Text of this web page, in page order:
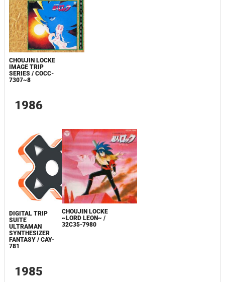
CHOUJIN LOCKE
IMAGE TRIP
SERIES / COCC-
7307~8
1986
DIGITAL TRIP
SUITE
ULTRAMAN
SYNTHESIZER
FANTASY / CAY-
781
CHOUJIN LOCKE
~LORD LEON~ /
32C35-7980
1985